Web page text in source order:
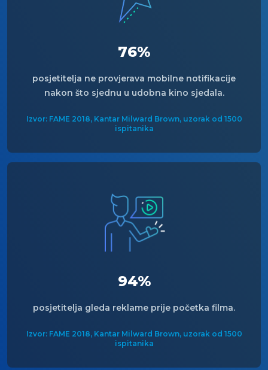
76%
posjetitelja ne provjerava mobilne notifikacije
nakon što sjednu u udobna kino sjedala.
Izvor: FAME 2018, Kantar Milward Brown, uzorak od 1500
ispitanika
94%
posjetitelja gleda reklame prije početka filma.
Izvor: FAME 2018, Kantar Milward Brown, uzorak od 1500
ispitanika